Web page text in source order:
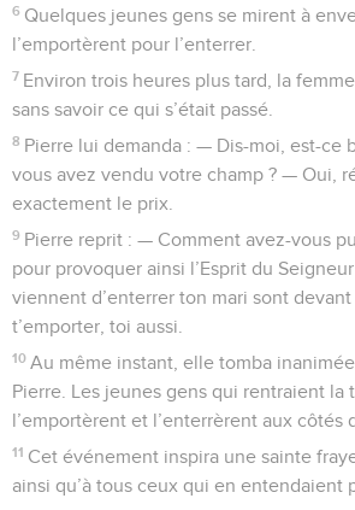
6 Quelques jeunes gens se mirent à
l’emportèrent pour l’enterrer.
7 Environ trois heures plus tard, la
sans savoir ce qui s’était passé.
8 Pierre lui demanda : — Dis-moi, est-ce
vous avez vendu votre champ ? — Oui,
exactement le prix.
9 Pierre reprit : — Comment avez-vous
pour provoquer ainsi l’Esprit du
viennent d’enterrer ton mari sont
t’emporter, toi aussi.
10 Au même instant, elle tomba
Pierre. Les jeunes gens qui rentraient la
l’emportèrent et l’enterrèrent aux côtés
11 Cet événement inspira une sainte
ainsi qu’à tous ceux qui en entendaient